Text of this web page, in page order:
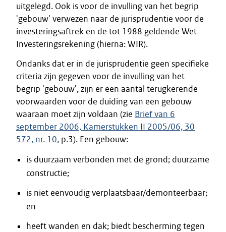
uitgelegd. Ook is voor de invulling van het begrip
'gebouw' verwezen naar de jurisprudentie voor de
investeringsaftrek en de tot 1988 geldende Wet
Investeringsrekening (hierna: WIR).
Ondanks dat er in de jurisprudentie geen specifieke
criteria zijn gegeven voor de invulling van het
begrip 'gebouw', zijn er een aantal terugkerende
voorwaarden voor de duiding van een gebouw
waaraan moet zijn voldaan (zie Brief van 6
september 2006, Kamerstukken II 2005/06, 30
572, nr. 10, p.3). Een gebouw:
is duurzaam verbonden met de grond; duurzame
constructie;
is niet eenvoudig verplaatsbaar/demonteerbaar;
en
heeft wanden en dak; biedt bescherming tegen